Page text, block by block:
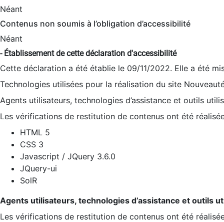
Néant
Contenus non soumis à l’obligation d’accessibilité
Néant
- Établissement de cette déclaration d'accessibilité
Cette déclaration a été établie le 09/11/2022. Elle a été
Technologies utilisées pour la réalisation du site
Agents utilisateurs, technologies d’assistance et outils
Les vérifications de restitution de contenus ont été
HTML 5
CSS 3
Javascript / JQuery 3.6.0
JQuery-ui
SolR
Agents utilisateurs, technologies d’assistance et outils
Les vérifications de restitution de contenus ont été